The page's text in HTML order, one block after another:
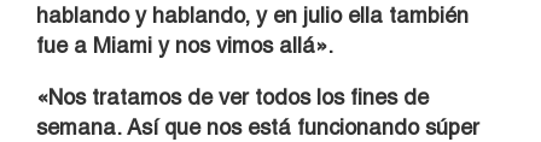
hablando y hablando, y en julio ella también
fue a Miami y nos vimos allá».
«Nos tratamos de ver todos los fines de
semana. Así que nos está funcionando súper